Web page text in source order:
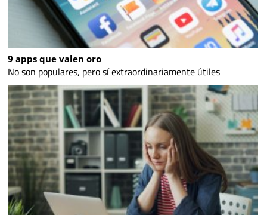
9 apps que valen oro
No son populares, pero sí extraordinariamente útiles